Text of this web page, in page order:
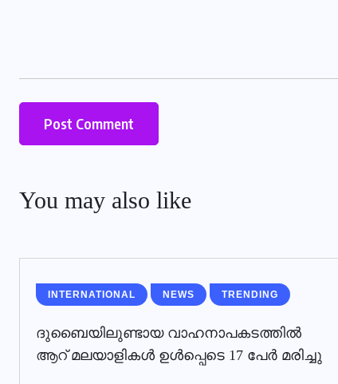
You may also like
INTERNATIONAL NEWS TRENDING
ദുബൈയിലുണ്ടായ വാഹനാപകടത്തില്‍
ആറ് മലയാളികള്‍ ഉള്‍പ്പെടെ 17 പേര്‍ മരിച്ചു